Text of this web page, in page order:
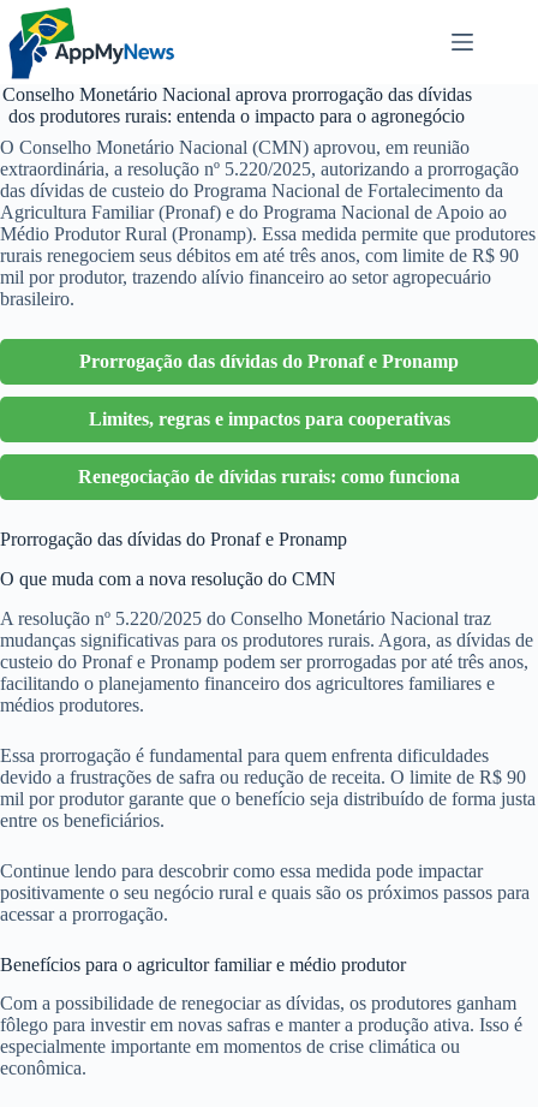
Pular
para
conteúdo
Conselho Monetário Nacional aprova prorrogação das dívidas
dos produtores rurais: entenda o impacto para o agronegócio
O Conselho Monetário Nacional (CMN) aprovou, em reunião
extraordinária, a resolução nº 5.220/2025, autorizando a prorrogação
das dívidas de custeio do Programa Nacional de Fortalecimento da
Agricultura Familiar (Pronaf) e do Programa Nacional de Apoio ao
Médio Produtor Rural (Pronamp). Essa medida permite que produtores
rurais renegociem seus débitos em até três anos, com limite de R$ 90
mil por produtor, trazendo alívio financeiro ao setor agropecuário
brasileiro.
Prorrogação das dívidas do Pronaf e Pronamp
Limites, regras e impactos para cooperativas
Renegociação de dívidas rurais: como funciona
Prorrogação das dívidas do Pronaf e Pronamp
O que muda com a nova resolução do CMN
A resolução nº 5.220/2025 do Conselho Monetário Nacional traz
mudanças significativas para os produtores rurais. Agora, as dívidas de
custeio do Pronaf e Pronamp podem ser prorrogadas por até três anos,
facilitando o planejamento financeiro dos agricultores familiares e
médios produtores.
Essa prorrogação é fundamental para quem enfrenta dificuldades
devido a frustrações de safra ou redução de receita. O limite de R$ 90
mil por produtor garante que o benefício seja distribuído de forma justa
entre os beneficiários.
Continue lendo para descobrir como essa medida pode impactar
positivamente o seu negócio rural e quais são os próximos passos para
acessar a prorrogação.
Benefícios para o agricultor familiar e médio produtor
Com a possibilidade de renegociar as dívidas, os produtores ganham
fôlego para investir em novas safras e manter a produção ativa. Isso é
especialmente importante em momentos de crise climática ou
econômica.